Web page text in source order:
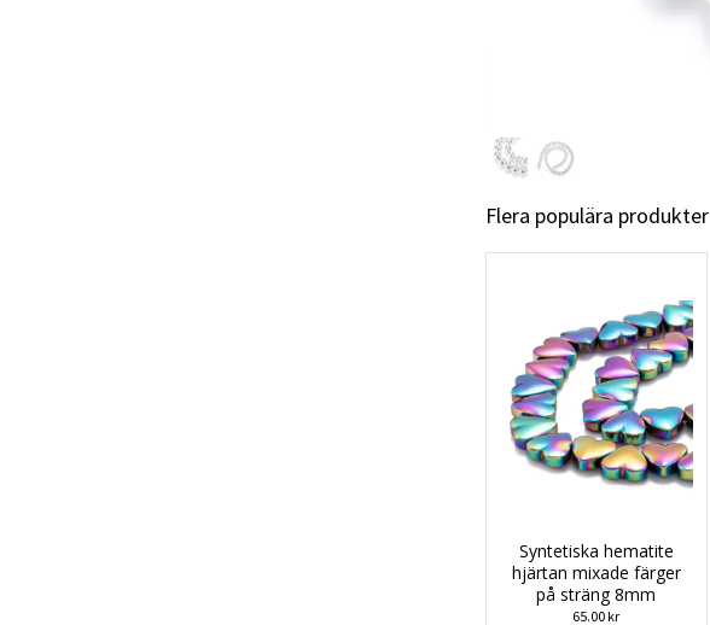
Flera populära produkter
Syntetiska hematite
hjärtan mixade färger
på sträng 8mm
65.00 kr